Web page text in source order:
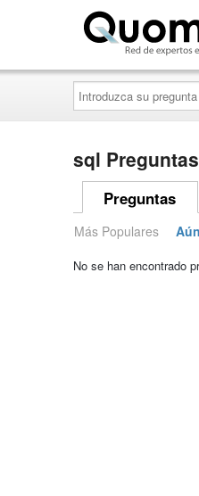
Introduzca
su
pregunta
aquí...
sql
Preguntas
Más Populares
No se han encontrado